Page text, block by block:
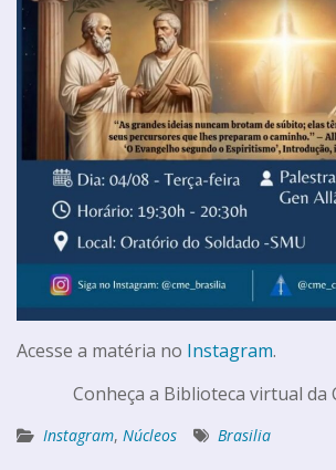
Acesse a matéria no Instagram.
Conheça a Biblioteca virtual da
Instagram, Núcleos Brasilia